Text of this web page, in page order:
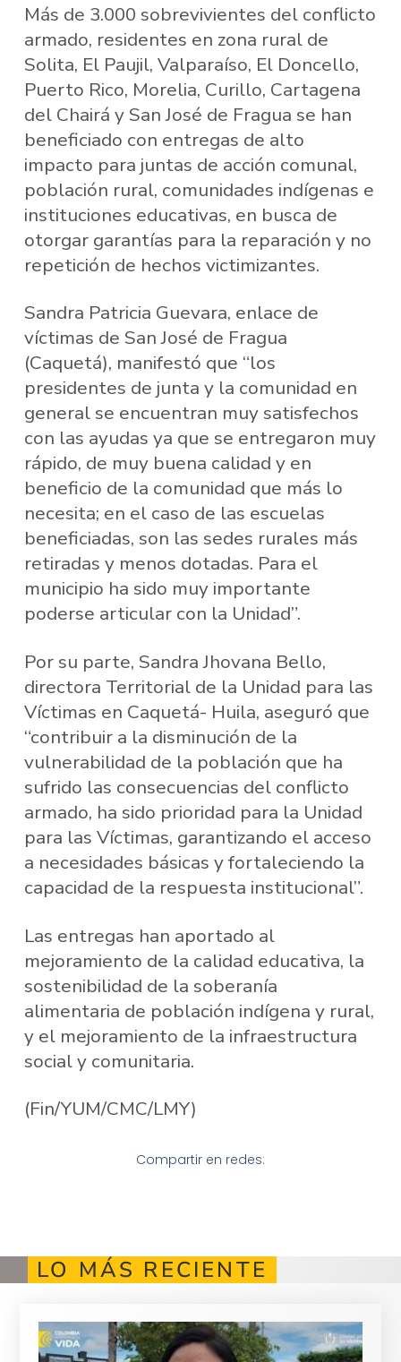
Más de 3.000 sobrevivientes del conflicto
armado, residentes en zona rural de
Solita, El Paujil, Valparaíso, El Doncello,
Puerto Rico, Morelia, Curillo, Cartagena
del Chairá y San José de Fragua se han
beneficiado con entregas de alto
impacto para juntas de acción comunal,
población rural, comunidades indígenas e
instituciones educativas, en busca de
otorgar garantías para la reparación y no
repetición de hechos victimizantes.
Sandra Patricia Guevara, enlace de
víctimas de San José de Fragua
(Caquetá), manifestó que “los
presidentes de junta y la comunidad en
general se encuentran muy satisfechos
con las ayudas ya que se entregaron muy
rápido, de muy buena calidad y en
beneficio de la comunidad que más lo
necesita; en el caso de las escuelas
beneficiadas, son las sedes rurales más
retiradas y menos dotadas. Para el
municipio ha sido muy importante
poderse articular con la Unidad”.
Por su parte, Sandra Jhovana Bello,
directora Territorial de la Unidad para las
Víctimas en Caquetá- Huila, aseguró que
“contribuir a la disminución de la
vulnerabilidad de la población que ha
sufrido las consecuencias del conflicto
armado, ha sido prioridad para la Unidad
para las Víctimas, garantizando el acceso
a necesidades básicas y fortaleciendo la
capacidad de la respuesta institucional”.
Las entregas han aportado al
mejoramiento de la calidad educativa, la
sostenibilidad de la soberanía
alimentaria de población indígena y rural,
y el mejoramiento de la infraestructura
social y comunitaria.
(Fin/YUM/CMC/LMY)
Compartir en redes:
LO MÁS RECIENTE